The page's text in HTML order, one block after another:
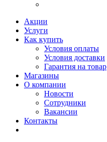
Акции
Услуги
Как купить
Условия оплаты
Условия доставки
Гарантия на товар
Магазины
О компании
Новости
Сотрудники
Вакансии
Контакты